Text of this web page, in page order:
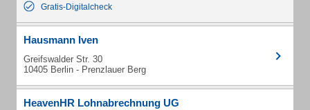
Gratis-Digitalcheck
Hausmann Iven
Greifswalder Str. 30
10405 Berlin - Prenzlauer Berg
HeavenHR Lohnabrechnung UG